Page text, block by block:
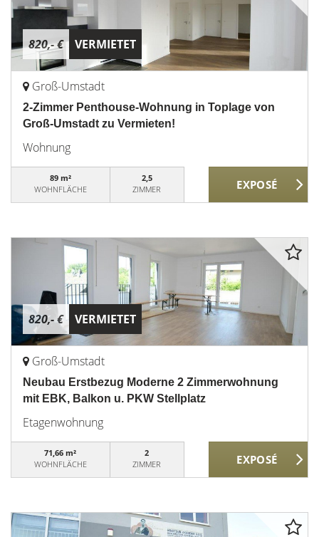
820,- € VERMIETET
Groß-Umstadt
2-Zimmer Penthouse-Wohnung in Toplage von
Groß-Umstadt zu Vermieten!
Wohnung
89 m²
WOHNFLÄCHE
2,5
ZIMMER
820,- € VERMIETET
Groß-Umstadt
Neubau Erstbezug Moderne 2 Zimmerwohnung
mit EBK, Balkon u. PKW Stellplatz
Etagenwohnung
71,66 m²
WOHNFLÄCHE
2
ZIMMER